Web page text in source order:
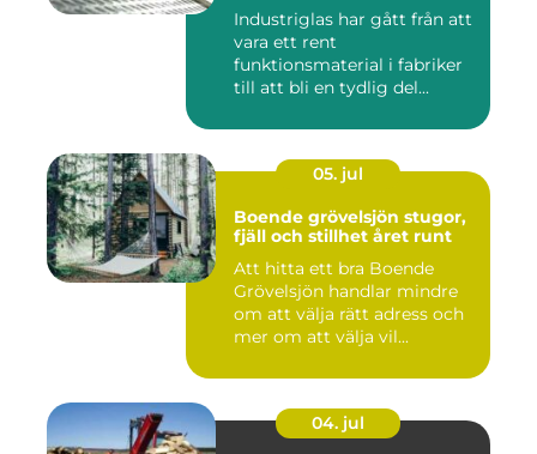
Industriglas har gått från att
vara ett rent
funktionsmaterial i fabriker
till att bli en tydlig del...
05. jul
Boende grövelsjön stugor,
fjäll och stillhet året runt
Att hitta ett bra Boende
Grövelsjön handlar mindre
om att välja rätt adress och
mer om att välja vil...
04. jul